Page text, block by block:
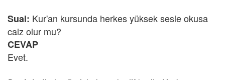
Sual: Kur'an kursunda herkes yüksek sesle okusa
caiz olur mu?
CEVAP
Evet.